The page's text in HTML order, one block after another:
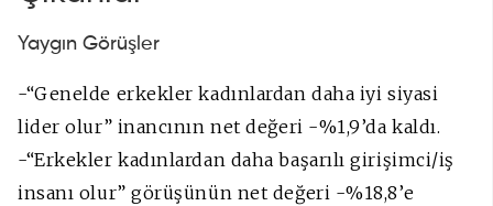
Yaygın Görüşler
-“Genelde erkekler kadınlardan daha iyi siyasi
lider olur” inancının net değeri -%1,9’da kaldı.
-“Erkekler kadınlardan daha başarılı girişimci/iş
insanı olur” görüşünün net değeri -%18,8’e